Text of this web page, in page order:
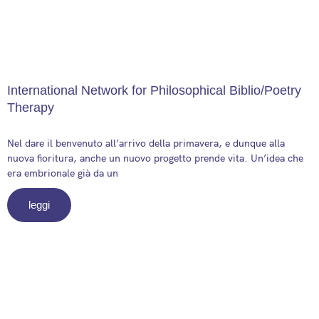
International Network for Philosophical Biblio/Poetry
Therapy
Nel dare il benvenuto all’arrivo della primavera, e dunque alla
nuova fioritura, anche un nuovo progetto prende vita. Un’idea che
era embrionale già da un
leggi